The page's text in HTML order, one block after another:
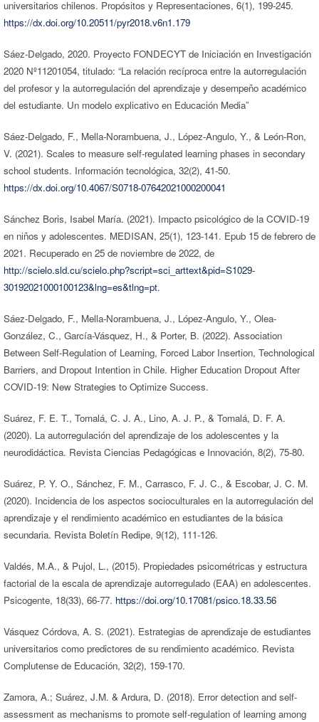
universitarios chilenos. Propósitos y Representaciones, 6(1), 199-245.
https://dx.doi.org/10.20511/pyr2018.v6n1.179
Sáez-Delgado, 2020. Proyecto FONDECYT de Iniciación en Investigación
2020 Nº11201054, titulado: “La relación recíproca entre la autorregulación
del profesor y la autorregulación del aprendizaje y desempeño académico
del estudiante. Un modelo explicativo en Educación Media”
Sáez-Delgado, F., Mella-Norambuena, J., López-Angulo, Y., & León-Ron,
V. (2021). Scales to measure self-regulated learning phases in secondary
school students. Información tecnológica, 32(2), 41-50.
https://dx.doi.org/10.4067/S0718-07642021000200041
Sánchez Boris, Isabel María. (2021). Impacto psicológico de la COVID-19
en niños y adolescentes. MEDISAN, 25(1), 123-141. Epub 15 de febrero de
2021. Recuperado en 25 de noviembre de 2022, de
http://scielo.sld.cu/scielo.php?script=sci_arttext&pid=S1029-
30192021000100123&lng=es&tlng=pt.
Sáez-Delgado, F., Mella-Norambuena, J., López-Angulo, Y., Olea-
González, C., García-Vásquez, H., & Porter, B. (2022). Association
Between Self-Regulation of Learning, Forced Labor Insertion, Technological
Barriers, and Dropout Intention in Chile. Higher Education Dropout After
COVID-19: New Strategies to Optimize Success.
Suárez, F. E. T., Tomalá, C. J. A., Lino, A. J. P., & Tomalá, D. F. A.
(2020). La autorregulación del aprendizaje de los adolescentes y la
neurodidáctica. Revista Ciencias Pedagógicas e Innovación, 8(2), 75-80.
Suárez, P. Y. O., Sánchez, F. M., Carrasco, F. J. C., & Escobar, J. C. M.
(2020). Incidencia de los aspectos socioculturales en la autorregulación del
aprendizaje y el rendimiento académico en estudiantes de la básica
secundaria. Revista Boletín Redipe, 9(12), 111-126.
Valdés, M.A., & Pujol, L., (2015). Propiedades psicométricas y estructura
factorial de la escala de aprendizaje autorregulado (EAA) en adolescentes.
Psicogente, 18(33), 66-77. https://doi.org/10.17081/psico.18.33.56
Vásquez Córdova, A. S. (2021). Estrategias de aprendizaje de estudiantes
universitarios como predictores de su rendimiento académico. Revista
Complutense de Educación, 32(2), 159-170.
Zamora, A.; Suárez, J.M. & Ardura, D. (2018). Error detection and self-
assessment as mechanisms to promote self-regulation of learning among